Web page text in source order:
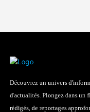
Découvrez un univers
d'actualités. Plongez dans un
rédigés, de reportages